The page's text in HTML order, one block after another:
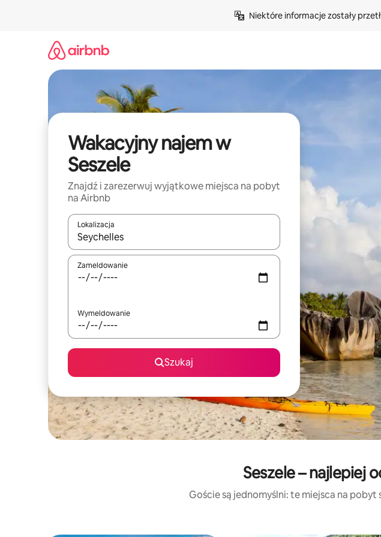
Niektóre informacje zostały
Wakacyjny najem w
Seszele
Znajdź i zarezerwuj wyjątkowe miejsca na pobyt
na Airbnb
Lokalizacja
Gdy wyniki będą dostępne, możesz poruszać się po nich za pomocą klawiszy
Zameldowanie
Wymeldowanie
Szukaj
Seszele – najlepiej
Goście są jednomyślni: te miejsca na